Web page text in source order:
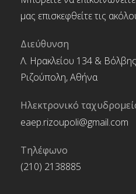
μας επισκεφθείτε τις
Διεύθυνση
Λ. Ηρακλείου 134 &
Ριζούπολη, Αθήνα
Ηλεκτρονικό
eaep.rizoupoli@gmail.com
Τηλέφωνο
(210) 2138885